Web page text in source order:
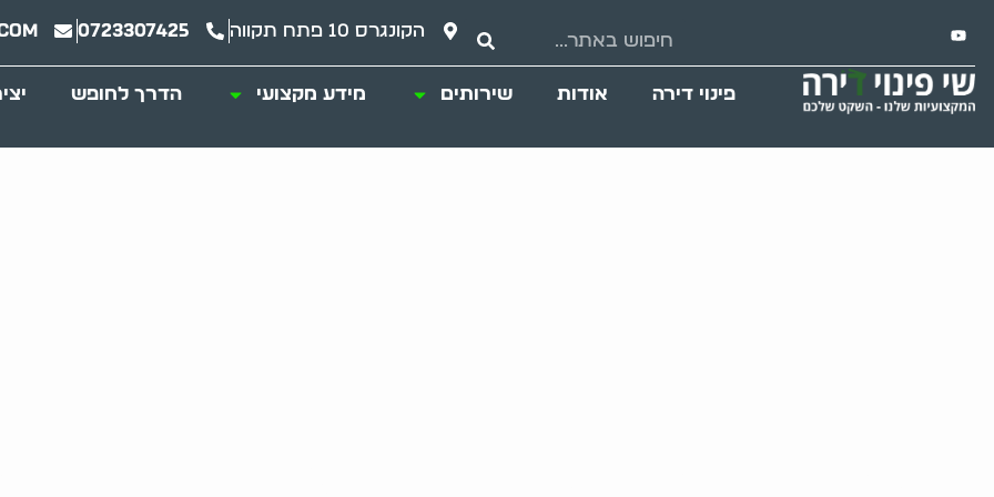
הקונגרס 10 פתח תקווה 0723307425
פינוי דירה אודות שירותים מידע מקצועי הדרך לחופש